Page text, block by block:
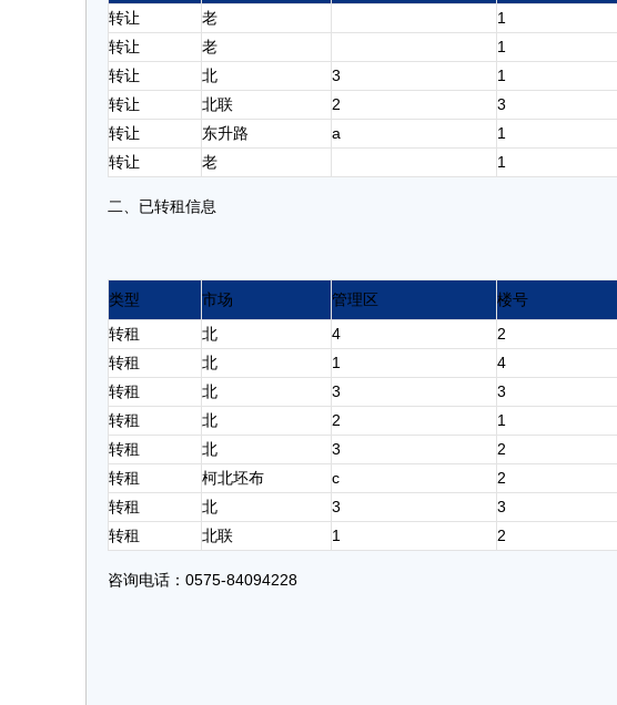
转让
老 1
转让
老 1
转让
北 3 1
转让
北联 2 3
转让
东升路 a 1
转让
老 1
二、已转租信息
类型 市场 管理区 楼号
转租
北 4 2
转租
北 1 4
转租
北 3 3
转租
北 2 1
转租
北 3 2
转租
柯北坯布 c 2
转租
北 3 3
转租
北联 1 2
咨询电话：0575-84094228